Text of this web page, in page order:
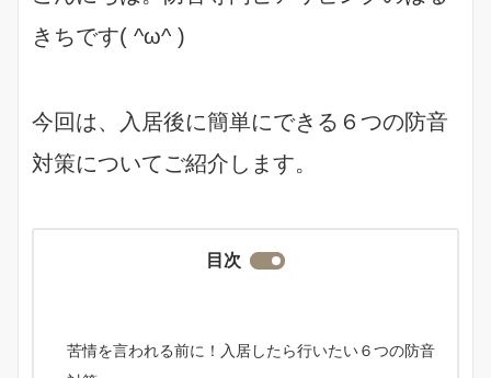
きちです( ^ω^ )
今回は、入居後に簡単にできる６つの防音
対策についてご紹介します。
目次
苦情を言われる前に！入居したら行いたい６つの防音